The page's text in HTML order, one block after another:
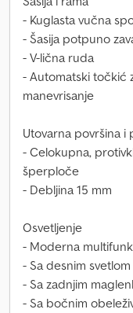
- Kuglasta vučna
- Šasija potpuno
- V-lična ruda
- Automatski točkić
manevrisanje
Utovarna površina i
- Celokupna,
šperploče
- Debljina 15 mm
Osvetljenje
- Moderna
- Sa desnim
- Sa zadnjim
- Sa bočnim